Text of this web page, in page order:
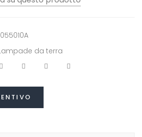
902,80€.
767,30€.
da terra